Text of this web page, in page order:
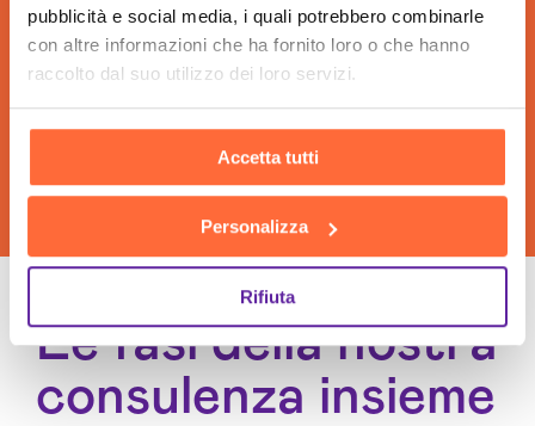
pubblicità e social media, i quali potrebbero combinarle
con altre informazioni che ha fornito loro o che hanno
raccolto dal suo utilizzo dei loro servizi.
Accetta tutti
Personalizza
Rifiuta
Le fasi della nostra
consulenza insieme